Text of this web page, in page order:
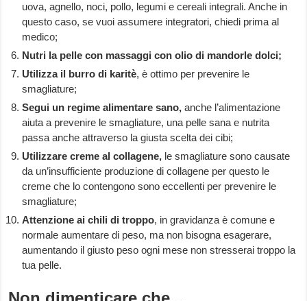
uova, agnello, noci, pollo, legumi e cereali integrali. Anche in
questo caso, se vuoi assumere integratori, chiedi prima al
medico;
Nutri la pelle con massaggi con olio di mandorle dolci;
Utilizza il burro di karitè, è ottimo per prevenire le
smagliature;
Segui un regime alimentare sano, anche l’alimentazione
aiuta a prevenire le smagliature, una pelle sana e nutrita
passa anche attraverso la giusta scelta dei cibi;
Utilizzare creme al collagene, le smagliature sono causate
da un’insufficiente produzione di collagene per questo le
creme che lo contengono sono eccellenti per prevenire le
smagliature;
Attenzione ai chili di troppo, in gravidanza è comune e
normale aumentare di peso, ma non bisogna esagerare,
aumentando il giusto peso ogni mese non stresserai troppo la
tua pelle.